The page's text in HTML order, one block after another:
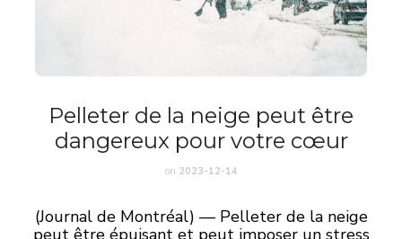
Pelleter de la neige peut être
dangereux pour votre cœur
on 2023-12-14
(Journal de Montréal) — Pelleter de la neige
peut être épuisant et peut imposer un stress